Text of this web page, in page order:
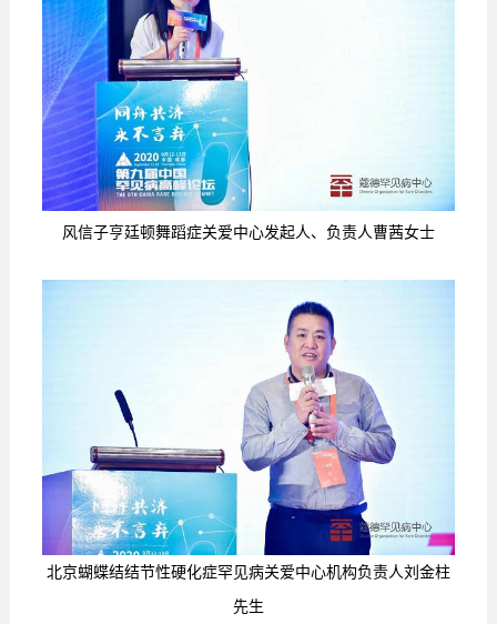
风信子亨廷顿舞蹈症关爱中心发起人、负责人曹茜女士
北京蝴蝶结结节性硬化症罕见病关爱中心机构负责人刘金柱
先生